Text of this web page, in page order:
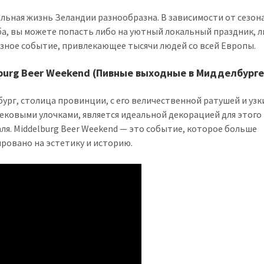
жизнь Зеландии разнообразна. В зависимости от
вы можете попасть либо на уютный локальный праздник,
событие, привлекающее тысячи людей со всей Европы.
Beer Weekend (Пивные выходные в
столица провинции, с его величественной ратушей и
улочками, является идеальной декорацией для этого
Middelburg Beer Weekend — это событие, которое больше
на эстетику и историю.